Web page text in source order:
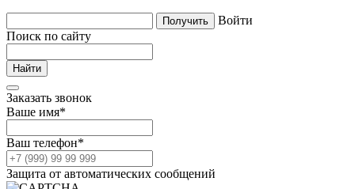
Войти
Поиск по сайту
Заказать звонок
Ваше имя*
Ваш телефон*
Защита от автоматических сообщений